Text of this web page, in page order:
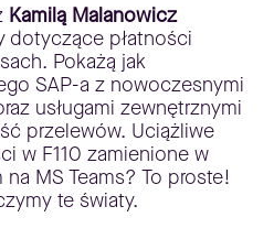
Kamilą Malanowicz
dotyczące płatności
Pokażą jak
SAP-a z nowoczesnymi
usługami zewnętrznymi
przelewów. Uciążliwe
w F110 zamienione w
MS Teams? To proste!
te światy.